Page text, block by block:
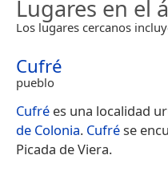
Lugares en el
Los lugares cercanos
Cufré
pueblo
Cufré es una localidad
de Colonia. Cufrése
Picada de Viera.